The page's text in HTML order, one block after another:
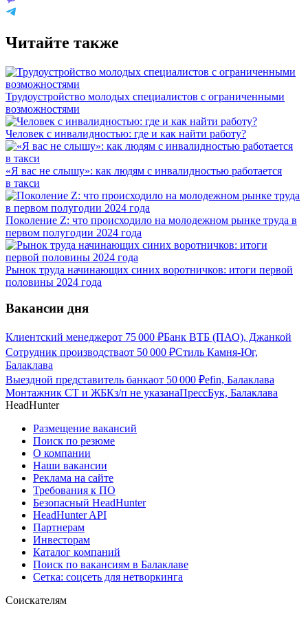
Читайте также
Трудоустройство молодых специалистов с ограниченными
возможностями
Человек с инвалидностью: где и как найти работу?
«Я вас не слышу»: как людям с инвалидностью работается
в такси
Поколение Z: что происходило на молодежном рынке труда в
первом полугодии 2024 года
Рынок труда начинающих синих воротничков: итоги первой
половины 2024 года
Вакансии дня
Клиентский менеджерот 75 000 ₽Банк ВТБ (ПАО), Джанкой
Сотрудник производстваот 50 000 ₽Стиль Камня-Юг,
Балаклава
Выездной представитель банкаот 50 000 ₽efin, Балаклава
Монтажник СТ и ЖБКз/п не указанаПрессБук, Балаклава
HeadHunter
Размещение вакансий
Поиск по резюме
О компании
Наши вакансии
Реклама на сайте
Требования к ПО
Безопасный HeadHunter
HeadHunter API
Партнерам
Инвесторам
Каталог компаний
Поиск по вакансиям в Балаклаве
Сетка: соцсеть для нетворкинга
Соискателям